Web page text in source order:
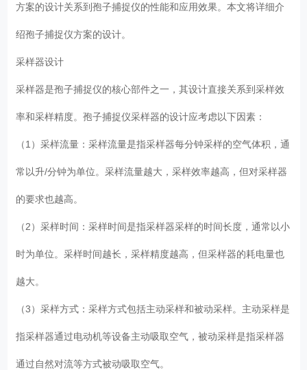
方案的设计关系到孢子捕捉仪的性能和应用效果。本文将详细介
绍孢子捕捉仪方案的设计。
采样器设计
采样器是孢子捕捉仪的核心部件之一，其设计直接关系到采样效
率和采样精度。孢子捕捉仪采样器的设计应考虑以下因素：
（1）采样流量：采样流量是指采样器每分钟采样的空气体积，通
常以升/分钟为单位。采样流量越大，采样效率越高，但对采样器
的要求也越高。
（2）采样时间：采样时间是指采样器采样的时间长度，通常以小
时为单位。采样时间越长，采样精度越高，但采样器的耗电量也
越大。
（3）采样方式：采样方式包括主动采样和被动采样。主动采样是
指采样器通过电动机等设备主动吸取空气，被动采样是指采样器
通过自然对流等方式被动吸取空气。